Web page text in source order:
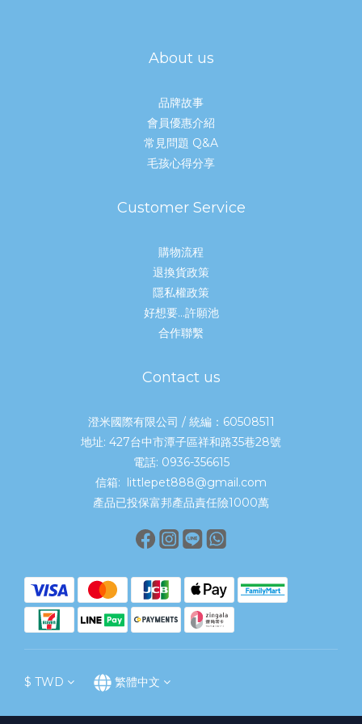
About us
品牌故事
會員優惠介紹
常見問題 Q&A
毛孩心得分享
Customer Service
購物流程
退換貨政策
隱私權政策
好想要...許願池
合作聯繫
Contact us
澄米國際有限公司 / 統編：60508511
地址: 427台中市潭子區祥和路35巷28號
電話: 0936-356615
信箱: littlepet888@gmail.com
產品已投保富邦產品責任險1000萬
$ TWD 繁體中文